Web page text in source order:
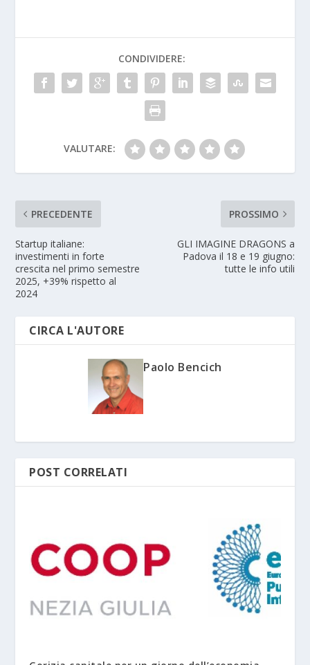
CONDIVIDERE:
VALUTARE:
PRECEDENTE
Startup italiane:
investimenti in forte
crescita nel primo semestre
2025, +39% rispetto al
2024
PROSSIMO
GLI IMAGINE DRAGONS a
Padova il 18 e 19 giugno:
tutte le info utili
CIRCA L'AUTORE
Paolo Bencich
POST CORRELATI